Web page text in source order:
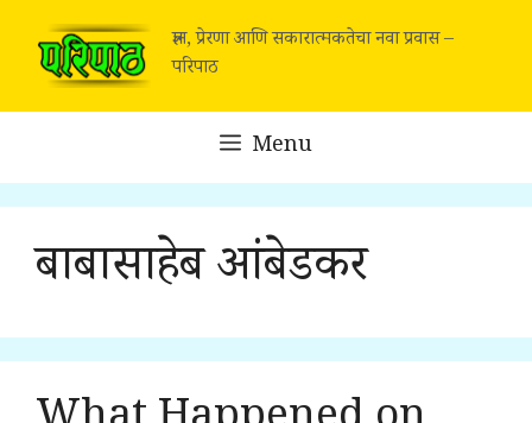
content
ज्ञान, प्रेरणा आणि सकारात्मकतेचा नवा प्रवास –
परिपाठ
Menu
बाबासाहेब आंबेडकर